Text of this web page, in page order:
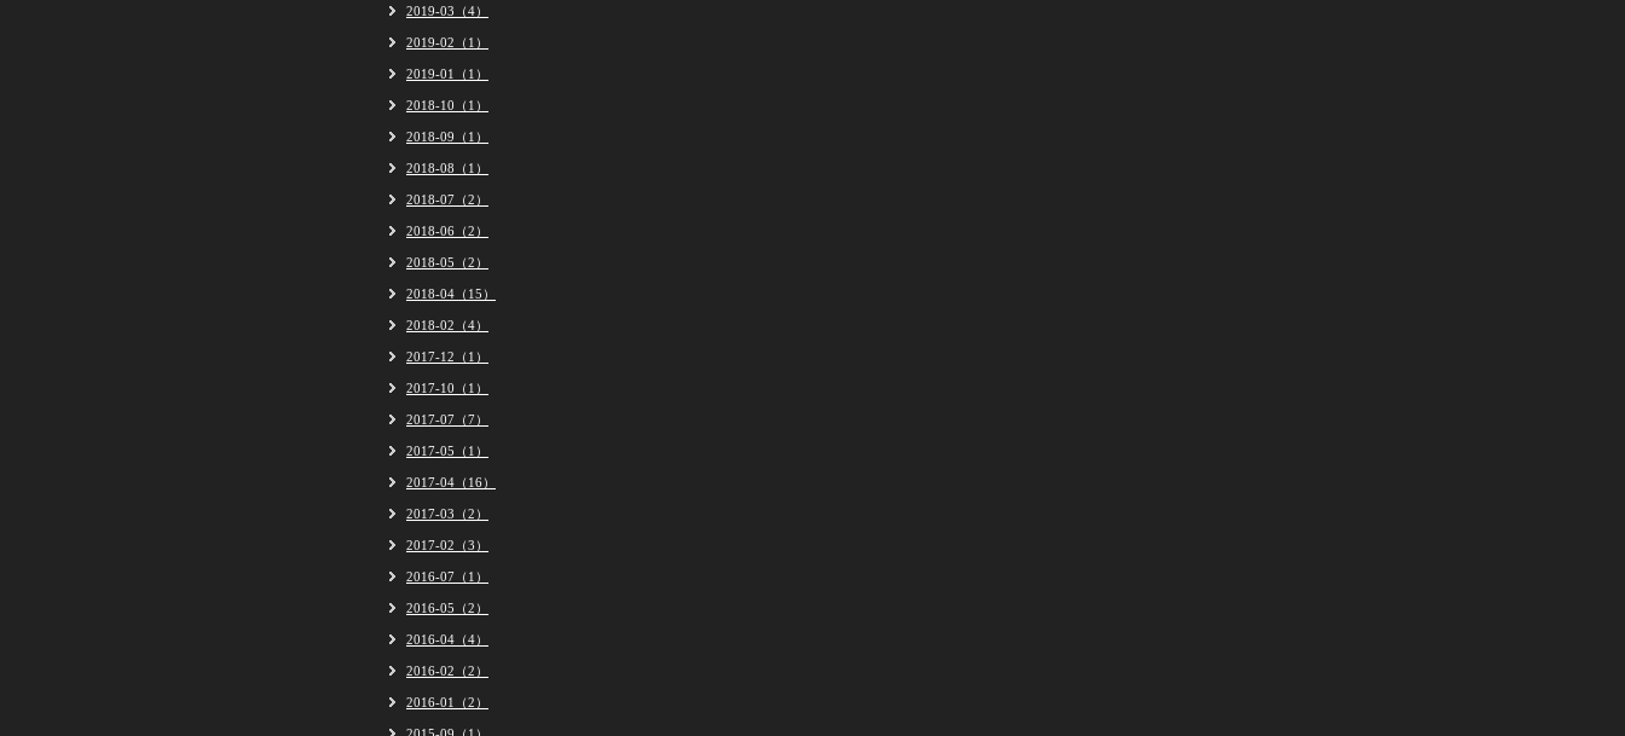
2019-03（4）
2019-02（1）
2019-01（1）
2018-10（1）
2018-09（1）
2018-08（1）
2018-07（2）
2018-06（2）
2018-05（2）
2018-04（15）
2018-02（4）
2017-12（1）
2017-10（1）
2017-07（7）
2017-05（1）
2017-04（16）
2017-03（2）
2017-02（3）
2016-07（1）
2016-05（2）
2016-04（4）
2016-02（2）
2016-01（2）